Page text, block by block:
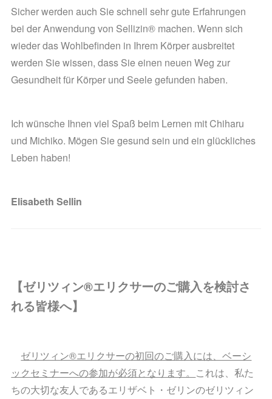
Sicher werden auch Sie schnell sehr gute Erfahrungen
bei der Anwendung von Sellizin® machen. Wenn sich
wieder das Wohlbefinden in Ihrem Körper ausbreitet
werden Sie wissen, dass Sie einen neuen Weg zur
Gesundheit für Körper und Seele gefunden haben.
Ich wünsche Ihnen viel Spaß beim Lernen mit Chiharu
und Michiko. Mögen Sie gesund sein und ein glückliches
Leben haben!
Elisabeth Sellin
【ゼリツィン®エリクサーのご購入を検討さ
れる皆様へ】
ゼリツィン®エリクサーの初回のご購入には、ベーシ
ックセミナーへの参加が必須となります。 これは、私た
ちの大切な友人であるエリザベト・ゼリンのゼリツィン